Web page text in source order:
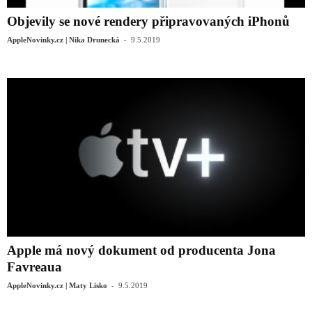
Objevily se nové rendery připravovaných iPhonů
AppleNovinky.cz | Nika Drunecká - 9.5.2019
Apple má nový dokument od producenta Jona
Favreaua
AppleNovinky.cz | Maty Lisko - 9.5.2019